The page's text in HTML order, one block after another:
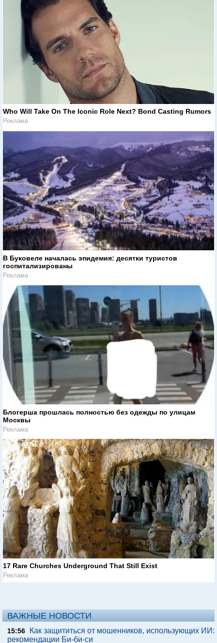
Who Will Take On The Iconic Role Next? Bond Casting Rumors
Реклама
В Буковеле началась эпидемия: десятки туристов
госпитализированы
Реклама
Блогерша прошлась полностью без одежды по улицам
Москвы
Реклама
17 Rare Churches Underground That Still Exist
Реклама
ВАЖНЫЕ НОВОСТИ
15:56
Как защититься от мошенников, использующих ИИ:
рекомендации Би-би-си